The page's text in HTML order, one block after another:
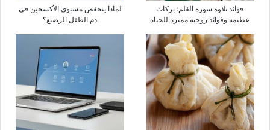
فوائد تلاوه سوره القلم: برکات
عظیمه وفوائد روحیه ممیزه للحیاه
لماذا ینخفض مستوى الأکسجین فی
دم الطفل الرضیع؟